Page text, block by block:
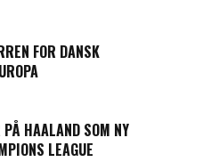
FOR DANSK
HAALAND SOM NY
LEAGUE